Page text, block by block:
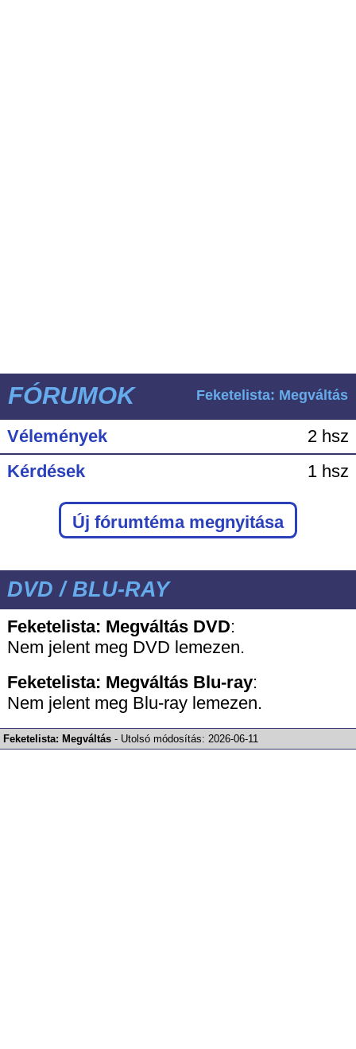
FÓRUMOK Feketelista: Megváltás
Vélemények
2 hsz
Kérdések
1 hsz
Új fórumtéma megnyitása
DVD / BLU-RAY
Feketelista: Megváltás DVD:
Nem jelent meg DVD lemezen.
Feketelista: Megváltás Blu-ray:
Nem jelent meg Blu-ray lemezen.
Feketelista: Megváltás - Utolsó módosítás: 2026-06-11